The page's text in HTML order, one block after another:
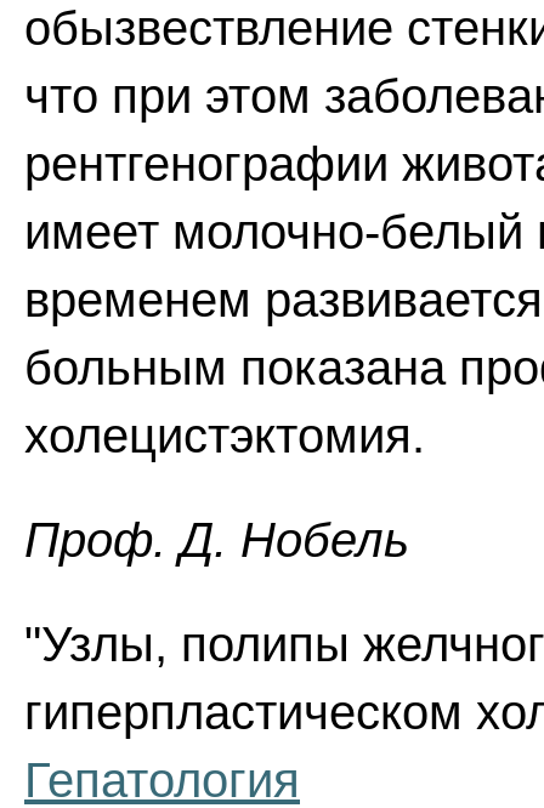
обызвествление
что при этом
рентгенографии
имеет молочно-белый
временем
больным показана
холецистэктомия.
Проф. Д. Нобель
"Узлы, полипы
гиперпластическом
Гепатология